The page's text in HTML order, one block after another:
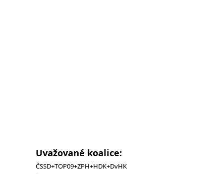
Uvažované koalice:
ČSSD+TOP09+ZPH+HDK+DvHK